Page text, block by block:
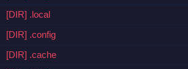
[DIR] .local
[DIR] .config
[DIR] .cache